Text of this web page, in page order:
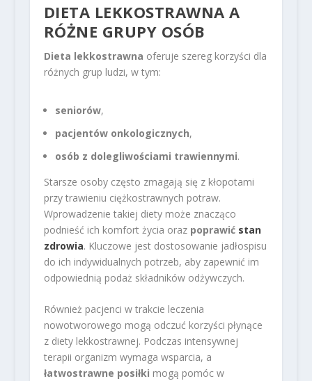
DIETA LEKKOSTRAWNA A
RÓŻNE GRUPY OSÓB
Dieta lekkostrawna oferuje szereg korzyści dla
różnych grup ludzi, w tym:
seniorów,
pacjentów onkologicznych,
osób z dolegliwościami trawiennymi.
Starsze osoby często zmagają się z kłopotami
przy trawieniu ciężkostrawnych potraw.
Wprowadzenie takiej diety może znacząco
podnieść ich komfort życia oraz poprawić stan
zdrowia. Kluczowe jest dostosowanie jadłospisu
do ich indywidualnych potrzeb, aby zapewnić im
odpowiednią podaż składników odżywczych.
Również pacjenci w trakcie leczenia
nowotworowego mogą odczuć korzyści płynące
z diety lekkostrawnej. Podczas intensywnej
terapii organizm wymaga wsparcia, a
łatwostrawne posiłki mogą pomóc w